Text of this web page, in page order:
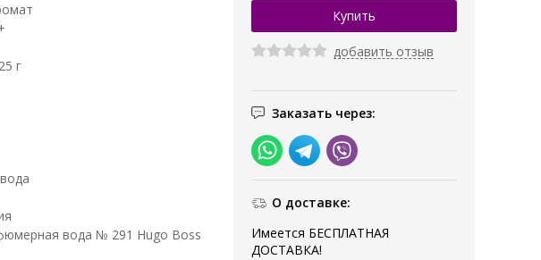
добавить отзыв
Заказать через:
О доставке:
Имеется БЕСПЛАТНАЯ
ДОСТАВКА!
г
вода № 291 Hugo Boss